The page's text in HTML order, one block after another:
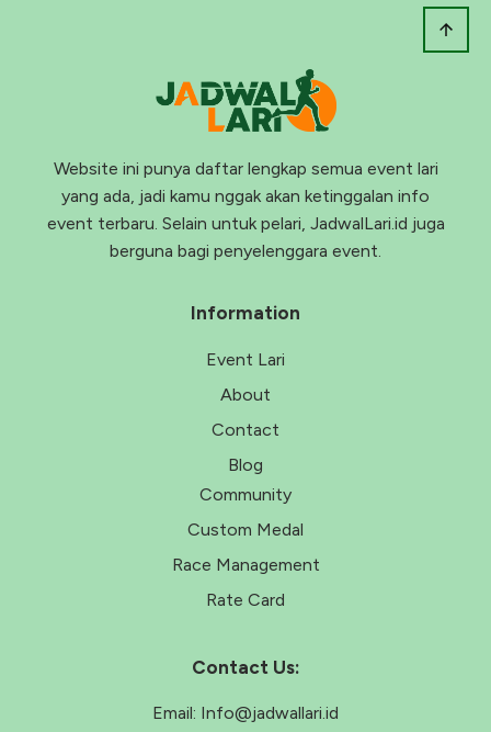
Website ini punya daftar lengkap semua event lari
yang ada, jadi kamu nggak akan ketinggalan info
event terbaru. Selain untuk pelari, JadwalLari.id juga
berguna bagi penyelenggara event.
Information
Event Lari
About
Contact
Blog
Community
Custom Medal
Race Management
Rate Card
Contact Us:
Email: Info@jadwallari.id